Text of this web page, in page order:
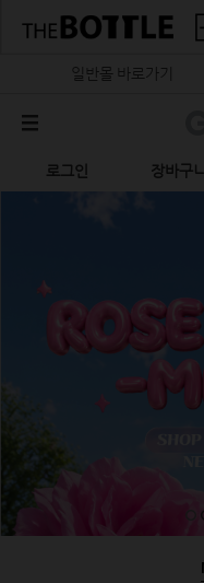
일반몰 바로가기
로그인 장바구니